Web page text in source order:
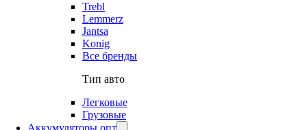
Trebl
Lemmerz
Jantsa
Konig
Все бренды
Тип авто
Легковые
Грузовые
Аккумуляторы опт